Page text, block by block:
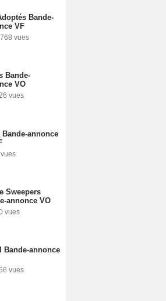
Bande-
VF
vues
Bande-
VO
vues
Bande-annonce
Sweepers
annonce VO
vues
Bande-annonce
vues